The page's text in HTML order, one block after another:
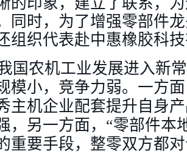
同时，为了增强零部件
组织代表赴中惠橡胶科
国农机工业发展进入新
模小，竞争力弱。一方
主机企业配套提升自身
，另一方面，“零部件本
重要手段，整零双方都